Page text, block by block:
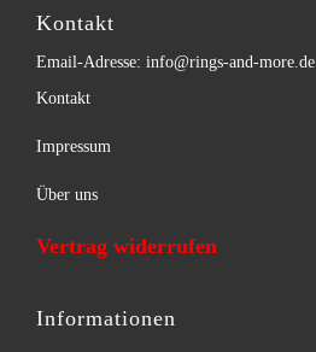
Kontakt
Email-Adresse: info@rings-and-more.de
Kontakt
Impressum
Über uns
Vertrag widerrufen
Informationen